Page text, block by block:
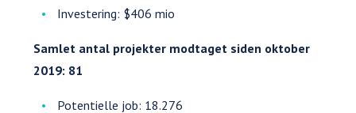
Investering: $406 mio
Samlet antal projekter modtaget siden oktober
2019: 81
Potentielle job: 18.276